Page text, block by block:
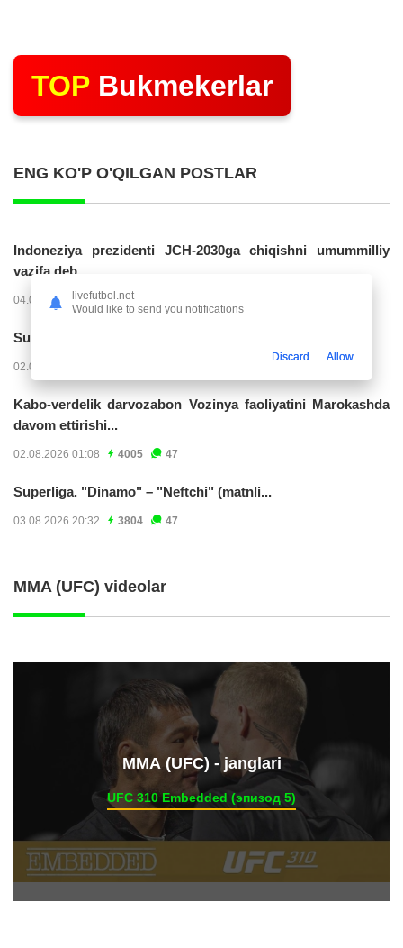
TOP Bukmekerlar
ENG KO'P O'QILGAN POSTLAR
Indoneziya prezidenti JCH-2030ga chiqishni umummilliy
vazifa deb...
04.08.2026 02:11 14295
Superliga. “Buxoro” - “Lokomotiv”...
02.08.2026 03:08
Kabo-verdelik darvozabon Vozinya faoliyatini Marokashda
davom ettirishi...
02.08.2026 01:08 4005 47
Superliga. "Dinamo" – "Neftchi" (matnli...
03.08.2026 20:32 3804 47
MMA (UFC) videolar
ММА (UFC) - janglari
UFC 310 Embedded (эпизод 5)
livefutbol.net
Would like to send you notifications
Discard Allow